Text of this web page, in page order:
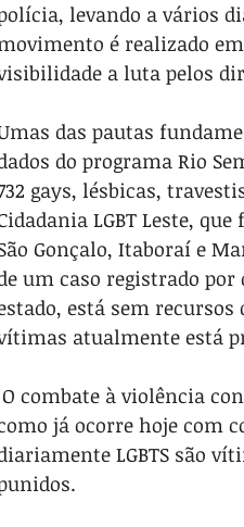
levando a vários
é realizado
a luta pelos
das pautas
do programa Rio
gays, lésbicas,
LGBT Leste,
Gonçalo, Itaboraí e
um caso registrado por
está sem recursos
atualmente está
O combate à violência
já ocorre hoje com
LGBTS são